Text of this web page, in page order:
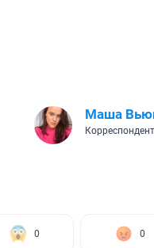
Маша
Корреспондент
0 0